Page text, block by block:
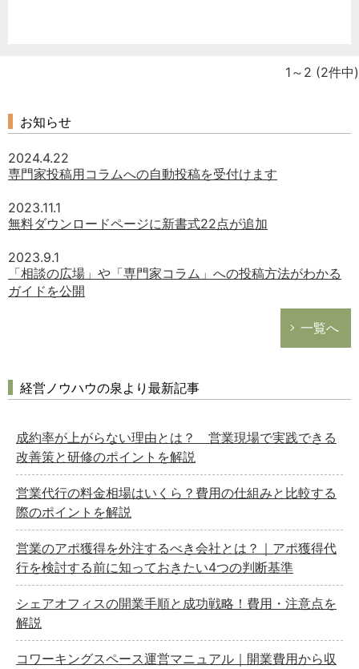
1～2 (2件中)
お知らせ
2024.4.22
専門家投稿用コラムへの自動投稿を受付けます
2023.11.1
無料ダウンロードページに新書式22点が追加
2023.9.1
「相談の広場」や「専門家コラム」への投稿方法がわかる
ガイドを公開
一覧へ
経営ノウハウの泉より最新記事
成約率が上がらない理由とは？ 営業現場で実践できる
改善策と研修のポイントを解説
営業代行の料金相場はいくら？費用の仕組みと比較する
際のポイントを解説
営業のアポ獲得を外注するべき会社とは？｜アポ獲得代
行を検討する前に知っておきたい4つの判断基準
シェアオフィスの開業手順と成功戦略！費用・注意点を
解説
コワーキングスペース運営マニュアル｜開業費用から収